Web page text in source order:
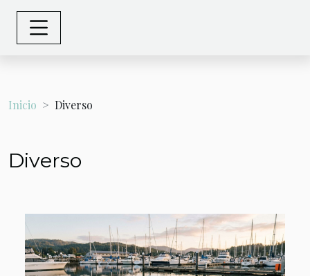
Inicio Diverso
Diverso